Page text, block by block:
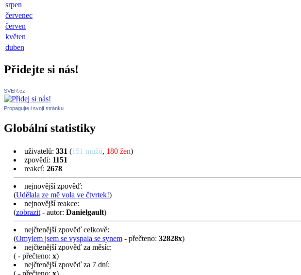
srpen
červenec
červen
květen
duben
Přidejte si nás!
SVER.cz
Propagujte i svojí stránku
Globální statistiky
uživatelů: 331 (151 mužů, 180 žen)
zpovědí: 1151
reakcí: 2678
nejnovější zpověď:
(Udělala ze mě vola ve čtvrtek!)
nejnovější reakce:
(zobrazit - autor: Danielgault)
nejčtenější zpověď celkově:
(Omylem jsem se vyspala se synem - přečteno: 32828x)
nejčtenější zpověď za měsíc:
( - přečteno: x)
nejčtenější zpověď za 7 dní:
( - přečteno: x)